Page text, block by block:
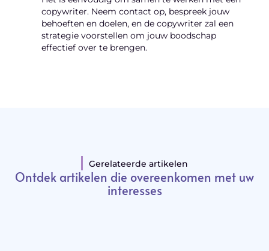
copywriter. Neem contact op, bespreek jouw
behoeften en doelen, en de copywriter zal een
strategie voorstellen om jouw boodschap
effectief over te brengen.
Gerelateerde artikelen
Ontdek artikelen die overeenkomen met uw
interesses